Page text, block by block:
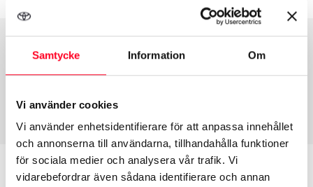
Samtycke Information Om
Vi använder cookies
Vi använder enhetsidentifierare för att anpassa innehållet
och annonserna till användarna, tillhandahålla funktioner
för sociala medier och analysera vår trafik. Vi
vidarebefordrar även sådana identifierare och annan
Däcktyp
Sommar
Däckstorlek
245/35 R 20 95W
2902
Passar detta däck min bil?